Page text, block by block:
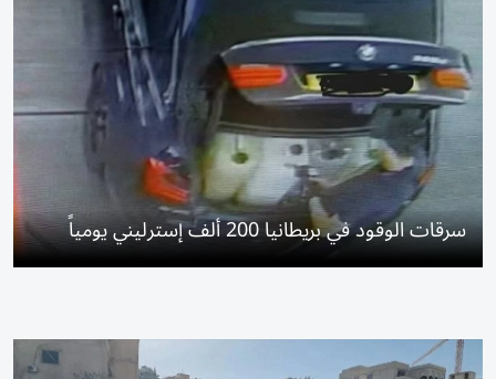
سرقات الوقود في بريطانيا 200 ألف إسترليني يومياً